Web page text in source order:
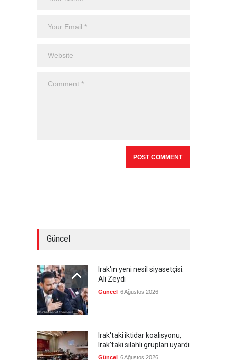
Güncel
Irak'ın yeni nesil siyasetçisi:
Ali Zeydi
Güncel 6 Ağustos 2026
Irak'taki iktidar koalisyonu,
Irak'taki silahlı grupları uyardı
Güncel 6 Ağustos 2026